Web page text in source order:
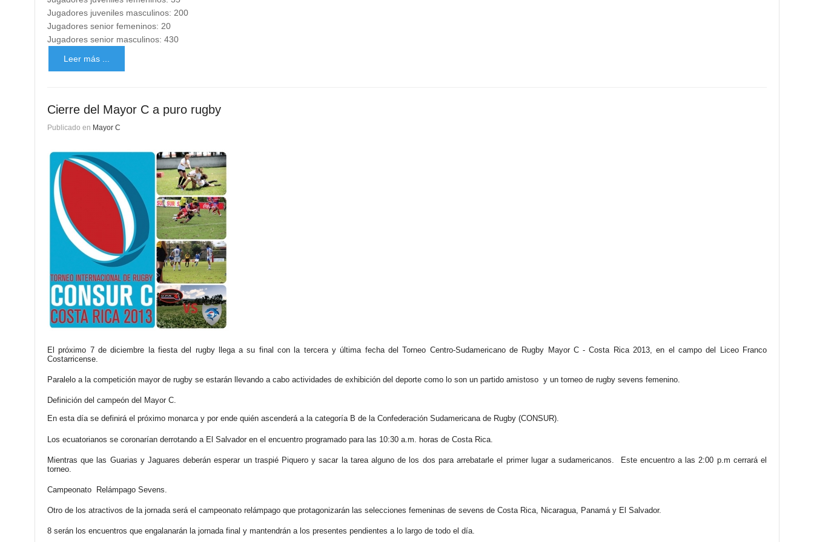
Jugadores juveniles masculinos: 200
Jugadores senior femeninos: 20
Jugadores senior masculinos: 430
Leer más ...
Cierre del Mayor C a puro rugby
Publicado en Mayor C
El próximo 7 de diciembre la fiesta del rugby llega a su final con la tercera y última fecha del Torneo Centro-Sudamericano de Rugby Mayor C - Costa Rica 2013, en el campo del Liceo Franco
Costarricense.
Paralelo a la competición mayor de rugby se estarán llevando a cabo actividades de exhibición del deporte como lo son un partido amistoso y un torneo de rugby sevens femenino.
Definición del campeón del Mayor C.
En esta día se definirá el próximo monarca y por ende quién ascenderá a la categoría B de la Confederación Sudamericana de Rugby (CONSUR).
Los ecuatorianos se coronarían derrotando a El Salvador en el encuentro programado para las 10:30 a.m. horas de Costa Rica.
Mientras que las Guarias y Jaguares deberán esperar un traspié Piquero y sacar la tarea alguno de los dos para arrebatarle el primer lugar a sudamericanos. Este encuentro a las 2:00 p.m cerrará el
torneo.
Campeonato Relámpago Sevens.
Otro de los atractivos de la jornada será el campeonato relámpago que protagonizarán las selecciones femeninas de sevens de Costa Rica, Nicaragua, Panamá y El Salvador.
8 serán los encuentros que engalanarán la jornada final y mantendrán a los presentes pendientes a lo largo de todo el día.